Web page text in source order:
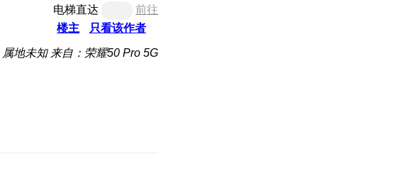
电梯直达
前往
楼主
只看该作者
属地未知 来自：荣耀50 Pro 5G